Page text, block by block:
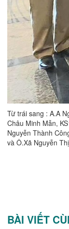
Từ trái sang : A.A
Châu Minh Mẫn,
Nguyễn Thành
và Ô.Xã Nguyễn
BÀI VIẾT